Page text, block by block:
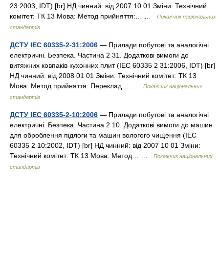
23:2003, IDT) [br] НД чинний: від 2007 10 01 Зміни: Технічний
комітет: ТК 13 Мова: Метод прийняття:… …
Покажчик національних
стандартів
ДСТУ IEC 60335-2-31:2006 — Прилади побутові та аналогічні
електричні. Безпека. Частина 2 31. Додаткові вимоги до
витяжних ковпаків кухонних плит (IEC 60335 2 31:2006, IDT) [br]
НД чинний: від 2008 01 01 Зміни: Технічний комітет: ТК 13
Мова: Метод прийняття: Переклад… …
Покажчик національних
стандартів
ДСТУ IEC 60335-2-10:2006 — Прилади побутові та аналогічні
електричні. Безпека. Частина 2 10. Додаткові вимоги до машин
для оброблення підлоги та машин вологого чищення (IEC
60335 2 10:2002, IDT) [br] НД чинний: від 2007 10 01 Зміни:
Технічний комітет: ТК 13 Мова: Метод… …
Покажчик національних
стандартів